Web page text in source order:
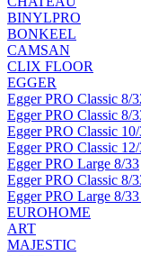
BINYLPRO
BONKEEL
CAMSAN
CLIX FLOOR
EGGER
Egger PRO Classic 8/
Egger PRO Classic 8/
Egger PRO Classic
Egger PRO Classic
Egger PRO Large 8/33
Egger PRO Classic 8/
Egger PRO Large 8/
EUROHOME
ART
MAJESTIC